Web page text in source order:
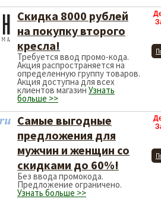
Скидка 8000 рублей
на покупку второго
кресла!
Требуется ввод промо-кода.
Акция распространяется на
определенную группу товаров.
Акция доступна для всех
клиентов магазин Узнать
больше >>
Самые выгодные
предложения для
мужчин и женщин со
скидками до 60%!
Без ввода промокода.
Предложение ограничено.
Узнать больше >>